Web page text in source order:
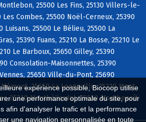
expérience possible, Biocoop utilise
une performance optimale du site, pour
afin d'analyser le trafic et la performance
une navigation personnalisée en toute
25500 Les Fins, 25130 Villers-le-
Les Combes, 25500 Noël-Cerneux, 25390
Luisans, 25500 Le Bélieu, 25500 La
25390 Fuans, 25210 La Bosse, 25210 Le
Le Barboux, 25650 Gilley, 25390
Consolation-Maisonnettes, 25390
25650 Ville-du-Pont, 25690
25650 La Longeville, 25210 Mont-
25210 Montbéliardot, 25650 Montbenoît